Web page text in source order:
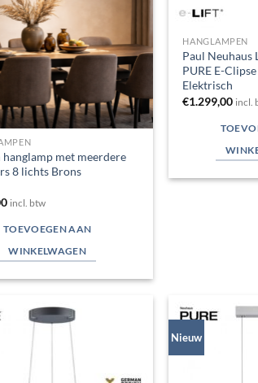
hanglamp met meerdere
8 lichts Brons
incl. btw
TOEVOEGEN AAN
WINKELWAGEN
HANGLAMPEN
Paul Neuhaus
PURE E-
Elektrisch
€1.299,00 incl.
Nieuw